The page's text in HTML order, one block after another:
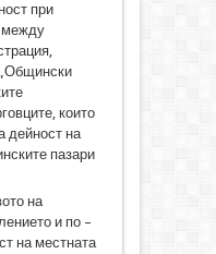
при
между
които
дейност на
пазари
на
и по –
на местната